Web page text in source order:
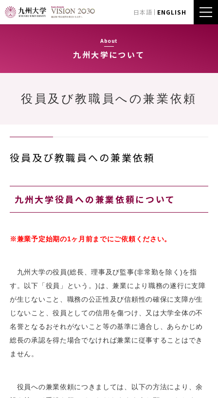
日本語 ENGLISH
About
九州大学について
役員及び教職員への兼業依頼
役員及び教職員への兼業依頼
九州大学役員への兼業依頼について
※兼業予定始期の1ヶ月前までにご依頼ください。
九州大学の役員(総長、理事及び監事(非常勤を除く)を指
す。以下「役員」という。)は、兼業により職務の遂行に支障
が生じないこと、職務の公正性及び信頼性の確保に支障が生
じないこと、役員としての信用を傷つけ、又は大学全体の不
名誉となるおそれがないこと等の基準に適合し、あらかじめ
総長の承認を得た場合でなければ兼業に従事することはでき
ません。
役員への兼業依頼につきましては、以下の方法により、余